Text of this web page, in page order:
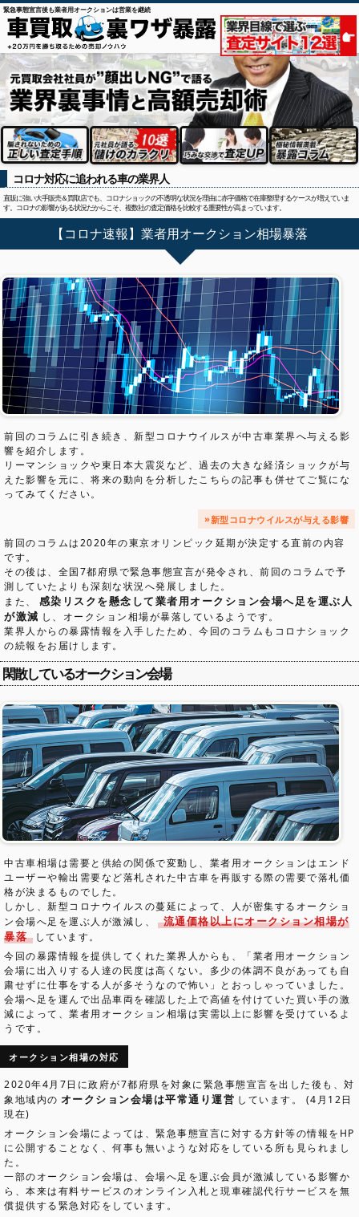
緊急事態宣言後も業者用オークションは営業を継続
コロナ対応に追われる車の業界人
直販に強い大手販売＆買取店でも、コロナショックの不透明な状況を理由に赤字価格で在庫整理するケースが増えていま
す。コロナの影響がある状況だからこそ、複数社の査定価格を比較する重要性が高まっています。
【コロナ速報】業者用オークション相場暴落
前回のコラムに引き続き、新型コロナウイルスが中古車業界へ与える影
響を紹介します。
リーマンショックや東日本大震災など、過去の大きな経済ショックが与
えた影響を元に、将来の動向を分析したこちらの記事も併せてご覧にな
ってみてください。
新型コロナウイルスが与える影響
前回のコラムは2020年の東京オリンピック延期が決定する直前の内容
です。
その後は、全国7都府県で緊急事態宣言が発令され、前回のコラムで予
測していたよりも深刻な状況へ発展しました。
また、
感染リスクを懸念して業者用オークション会場へ足を運ぶ人
が激減 し、オークション相場が暴落しているようです。
業界人からの暴露情報を入手したため、今回のコラムもコロナショック
の続報をお届けします。
閑散しているオークション会場
中古車相場は需要と供給の関係で変動し、業者用オークションはエンド
ユーザーや輸出需要など落札された中古車を再販する際の需要で落札価
格が決まるものでした。
しかし、新型コロナウイルスの蔓延によって、人が密集するオークショ
ン会場へ足を運ぶ人が激減し、
流通価格以上にオークション相場が
暴落
しています。
今回の暴露情報を提供してくれた業界人からも、「業者用オークション
会場に出入りする人達の民度は高くない。多少の体調不良があっても自
粛せずに仕事をする人が多そうなので怖い」とおっしゃっていました。
会場へ足を運んで出品車両を確認した上で高値を付けていた買い手の激
減によって、業者用オークション相場は実需以上に影響を受けているよ
うです。
オークション相場の対応
2020年4月7日に政府が7都府県を対象に緊急事態宣言を出した後も、対
象地域内の オークション会場は平常通り運営 しています。 (4月12日
現在)
オークション会場によっては、緊急事態宣言に対する方針等の情報をHP
に公開することなく、何事も無いような対応をしている所も見られまし
た。
一部のオークション会場は、会場へ足を運ぶ会員が激減している影響か
ら、本来は有料サービスのオンライン入札と現車確認代行サービスを無
償提供する緊急対応をしています。